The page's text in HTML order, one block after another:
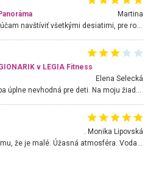
Martina
Nádherné miesto ktoré odporúčam navštíviť všetkými desiatimi, pre rodiny s deťmi, dôchodcom... Proste a jednoducho ozaj rozprávkový les.. určite ešte prídeme. Odniesli sme si na pamiatku krásne tričká,
v LEGIA Fitness
Elena Selecká
Kútik výborný, ale hlučná hudba úplne nevhodná pre deti. Na moju žiadosť o aspoň sušenie nereagovali.
. Monika Lipovská